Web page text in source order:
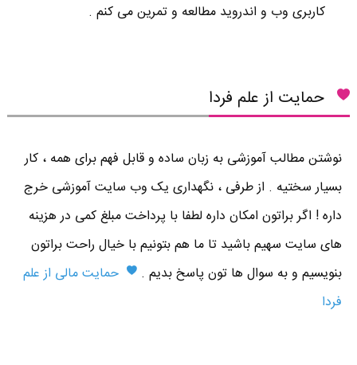
کاربری وب و اندروید مطالعه و تمرین می کنم .
حمایت از علم فردا
نوشتن مطالب آموزشی به زبان ساده و قابل فهم برای همه ، کار
بسیار سختیه . از طرفی ، نگهداری یک وب سایت آموزشی خرج
داره ! اگر براتون امکان داره لطفا با پرداخت مبلغ کمی در هزینه
های سایت سهیم باشید تا ما هم بتونیم با خیال راحت براتون
بنویسیم و به سوال ها تون پاسخ بدیم .
حمایت مالی از علم
فردا